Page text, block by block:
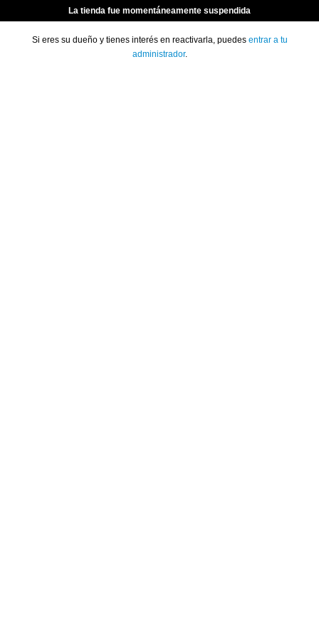
La tienda fue momentáneamente suspendida
Si eres su dueño y tienes interés en reactivarla, puedes entrar a tu
administrador.